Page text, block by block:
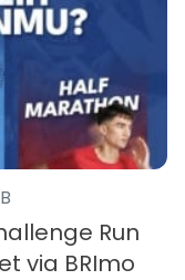
Run
via BRImo